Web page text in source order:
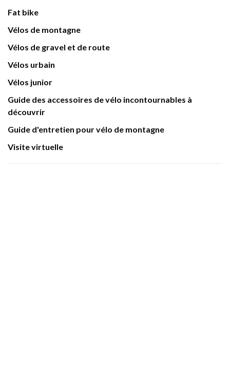
Fat bike
Vélos de montagne
Vélos de gravel et de route
Vélos urbain
Vélos junior
Guide des accessoires de vélo incontournables à
découvrir
Guide d'entretien pour vélo de montagne
Visite virtuelle